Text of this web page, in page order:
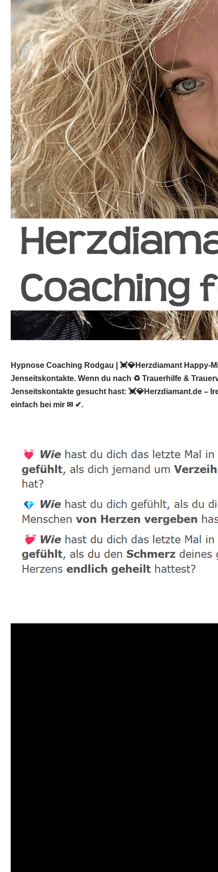
Hypnose Coaching Rodgau | 💓️💎Herzdiamant
Jenseitskontakte. Wenn du nach ♻ Trauerhilfe &
Jenseitskontakte gesucht hast: 💓️💎Herzdiamant.de –
einfach bei mir ✉ ✔.